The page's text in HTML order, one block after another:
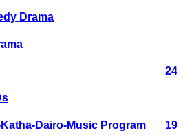
Drama
24
Dairo-Music Program 19